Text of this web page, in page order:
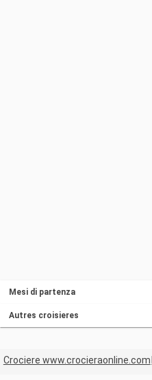
Mesi di partenza
Autres croisieres
Crociere www.crocieraonline.com